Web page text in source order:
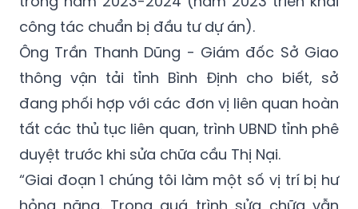
Ông Trần Thanh Dũng - Giám đốc Sở Giao
thông vận tải tỉnh Bình Định cho biết, sở
đang phối hợp với các đơn vị liên quan hoàn
tất các thủ tục liên quan, trình UBND tỉnh phê
duyệt trước khi sửa chữa cầu Thị Nại.
“Giai đoạn 1 chúng tôi làm một số vị trí bị hư
hỏng nặng. Trong quá trình sửa chữa vẫn
đảm bảo giao thông thông suốt bình